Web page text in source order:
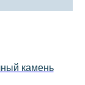
камень